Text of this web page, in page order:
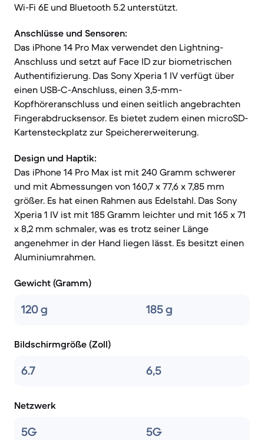
Wi-Fi 6E und Bluetooth 5.2 unterstützt.
Anschlüsse und Sensoren:
Das iPhone 14 Pro Max verwendet den Lightning-
Anschluss und setzt auf Face ID zur biometrischen
Authentifizierung. Das Sony Xperia 1 IV verfügt über
einen USB-C-Anschluss, einen 3,5-mm-
Kopfhöreranschluss und einen seitlich angebrachten
Fingerabdrucksensor. Es bietet zudem einen microSD-
Kartensteckplatz zur Speichererweiterung.
Design und Haptik:
Das iPhone 14 Pro Max ist mit 240 Gramm schwerer
und mit Abmessungen von 160,7 x 77,6 x 7,85 mm
größer. Es hat einen Rahmen aus Edelstahl. Das Sony
Xperia 1 IV ist mit 185 Gramm leichter und mit 165 x 71
x 8,2 mm schmaler, was es trotz seiner Länge
angenehmer in der Hand liegen lässt. Es besitzt einen
Aluminiumrahmen.
Gewicht (Gramm)
120 g 185 g
Bildschirmgröße (Zoll)
6.7 6,5
Netzwerk
5G 5G